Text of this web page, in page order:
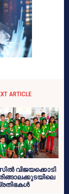
ARTICLE
വിജയക്കൊടി